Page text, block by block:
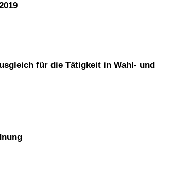
für die Tätigkeit in Wahl- und